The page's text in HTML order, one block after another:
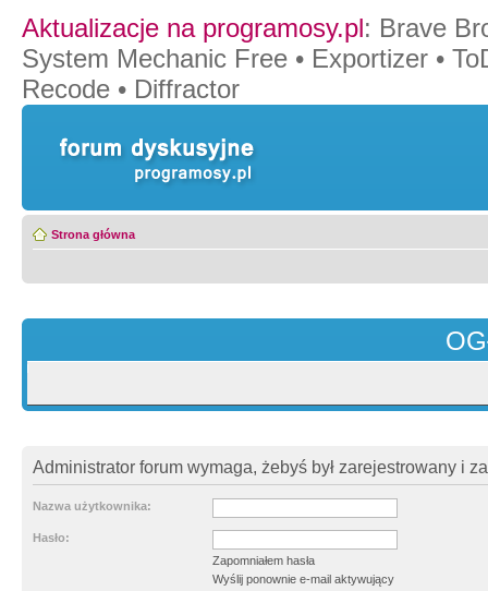
Aktualizacje na programosy.pl: Brave
System Mechanic Free • Exportizer •
Recode • Diffractor
Strona główna
Administrator forum wymaga, żebyś był zarejestrowany i
Nazwa użytkownika:
Hasło:
Zapomniałem hasła
Wyślij ponownie e-mail aktywujący